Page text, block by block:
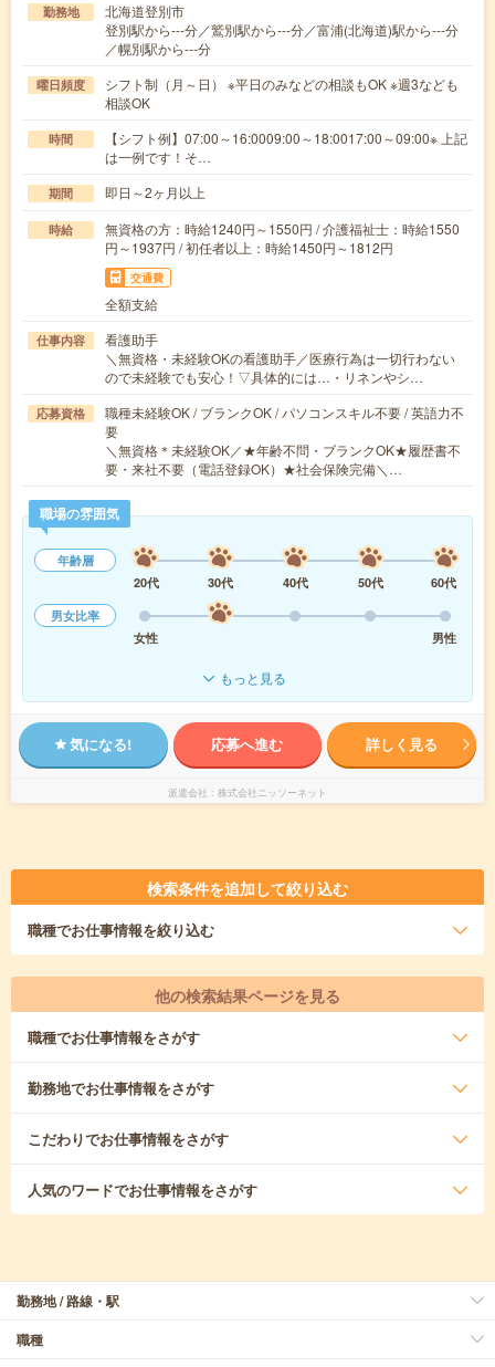
勤務地
北海道登別市
登別駅から---分／鷲別駅から---分／富浦(北海道)駅から---分
／幌別駅から---分
曜日頻度
シフト制（月～日） ※平日のみなどの相談もOK ※週3なども
相談OK
時間
【シフト例】07:00～16:0009:00～18:0017:00～09:00※ 上記
は一例です！そ…
期間 即日～2ヶ月以上
時給
無資格の方：時給1240円～1550円 / 介護福祉士：時給1550
円～1937円 / 初任者以上：時給1450円～1812円
交通費
全額支給
仕事内容
看護助手
＼無資格・未経験OKの看護助手／医療行為は一切行わない
ので未経験でも安心！▽具体的には…・リネンやシ…
応募資格
職種未経験OK / ブランクOK / パソコンスキル不要 / 英語力不
要
＼無資格＊未経験OK／★年齢不問・ブランクOK★履歴書不
要・来社不要（電話登録OK）★社会保険完備＼…
職場の雰囲気
年齢層
20代
30代 40代 50代
60代
男女比率
女性
男性
もっと見る
気になる! 応募へ進む 詳しく見る
派遣会社 株式会社ニッソーネット
検索条件を追加して絞り込む
職種でお仕事情報を絞り込む
他の検索結果ページを見る
職種でお仕事情報をさがす
勤務地でお仕事情報をさがす
こだわりでお仕事情報をさがす
人気のワードでお仕事情報をさがす
勤務地 / 路線・駅
職種